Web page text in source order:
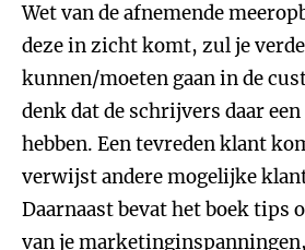
Wet van de afnemende
deze in zicht komt, zul je
kunnen/moeten gaan in de
denk dat de schrijvers daar
hebben. Een tevreden klant
verwijst andere mogelijke
Daarnaast bevat het boek tips
van je